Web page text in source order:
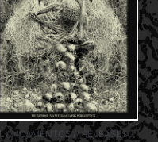
LANÇAMENTOS // RELEASES